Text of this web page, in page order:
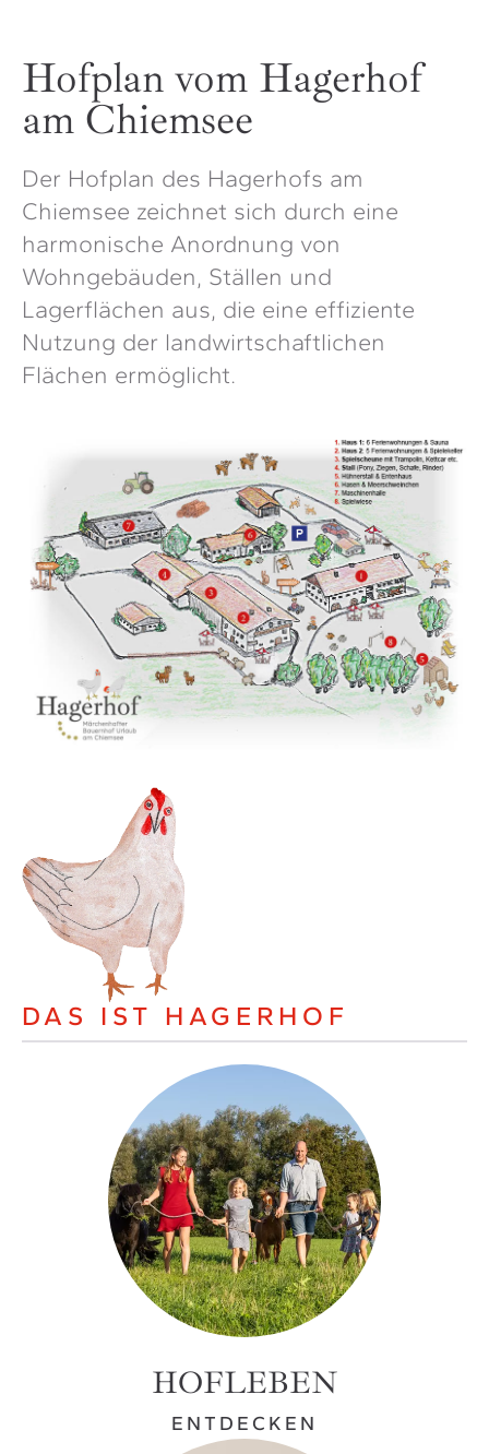
Hofplan vom Hagerhof
am Chiemsee
Der Hofplan des Hagerhofs am
Chiemsee zeichnet sich durch eine
harmonische Anordnung von
Wohngebäuden, Ställen und
Lagerflächen aus, die eine effiziente
Nutzung der landwirtschaftlichen
Flächen ermöglicht.
DAS IST HAGERHOF
HOFLEBEN
ENTDECKEN